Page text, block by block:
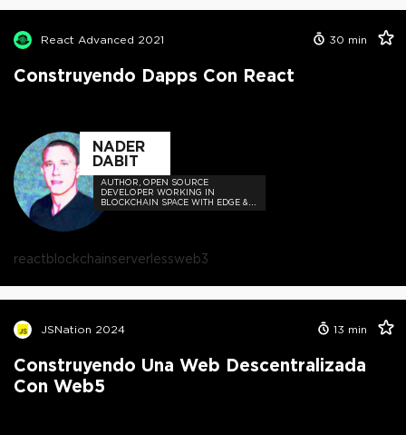
React Advanced 2021 30 min
Construyendo Dapps Con React
NADER
DABIT
AUTHOR, OPEN SOURCE
DEVELOPER WORKING IN
BLOCKCHAIN SPACE WITH EDGE &
NODE AND THE GRAPH PROTOCOL.
reactblockchainserverlessweb3
JSNation 2024 13 min
Construyendo Una Web Descentralizada
Con Web5